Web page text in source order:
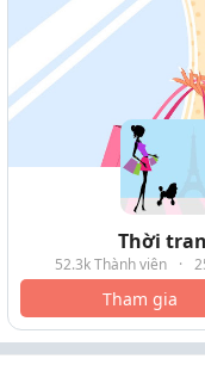
Thời
52.3k Thành viên ·
Tham gia